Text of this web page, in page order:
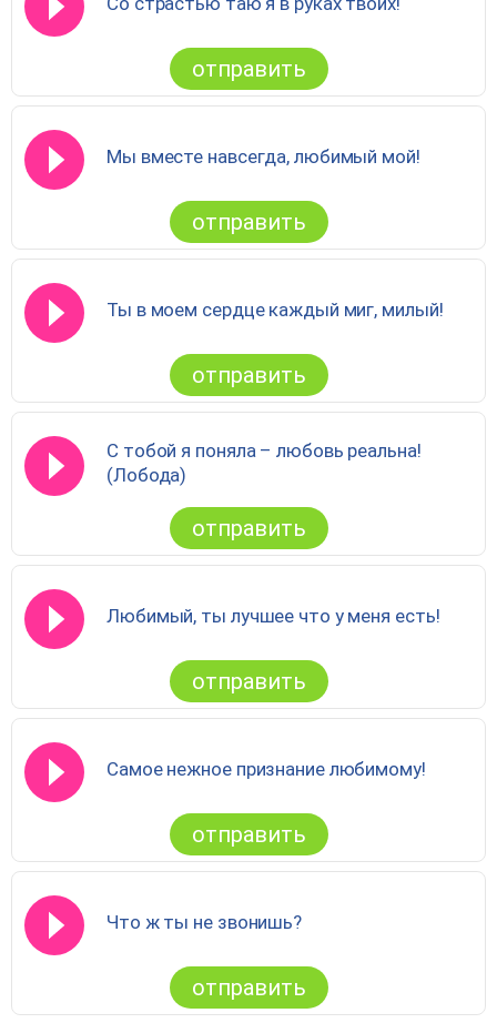
отправить
Мы вместе навсегда, любимый мой!
отправить
Ты в моем сердце каждый миг, милый!
отправить
С тобой я поняла – любовь реальна!
(Лобода)
отправить
Любимый, ты лучшее что у меня есть!
отправить
Самое нежное признание любимому!
отправить
Что ж ты не звонишь?
отправить